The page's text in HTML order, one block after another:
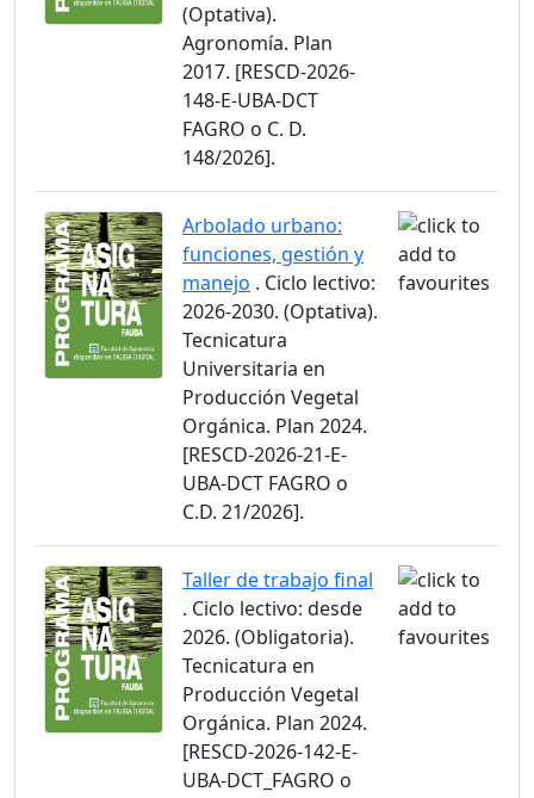
(Optativa).
Agronomía. Plan
2017. [RESCD-2026-
148-E-UBA-DCT
FAGRO o C. D.
148/2026].
Arbolado urbano:
funciones, gestión y
manejo . Ciclo lectivo:
2026-2030. (Optativa).
Tecnicatura
Universitaria en
Producción Vegetal
Orgánica. Plan 2024.
[RESCD-2026-21-E-
UBA-DCT FAGRO o
C.D. 21/2026].
Taller de trabajo final
. Ciclo lectivo: desde
2026. (Obligatoria).
Tecnicatura en
Producción Vegetal
Orgánica. Plan 2024.
[RESCD-2026-142-E-
UBA-DCT_FAGRO o